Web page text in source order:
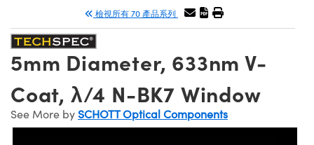
| 光學濾光片
Optics | 偏振光學元件
| 分光鏡
| 雷射濾光片
| 超快光學
器
Assemblies | 雷射光學元件組装
| 臺式系統
and Breadboards | 光學平臺和
| 電動平臺
| Nikon 物鏡
| ZEISS 物鏡
Microscopes
Objectives
| 雷射用光機模組
Magnification Lenses
Cameras | Teledyne Dalsa 相
Microscopy Cameras
Cameras | Allied Vision 相機
| 雷射光源
| 其他光源
Accessories | 光源配件
Level Test Targets | 色卡測試板
and Electronics | 雷射量
測器
大器
| 光度計
| 光學膠
| 暗室器材
| 光譜儀
Imaging
Imaging
Lenses | 清倉顯微鏡
Lenses | 清倉成像鏡頭
| 清倉相機
| 重新認證雷射
| 重新認證顯微鏡
Lenses | 重新認證成像鏡
檢視所有 70 產品系列
5mm Diameter, 633nm V-
Coat, λ/4 N-BK7 Window
See More by SCHOTT Optical Components